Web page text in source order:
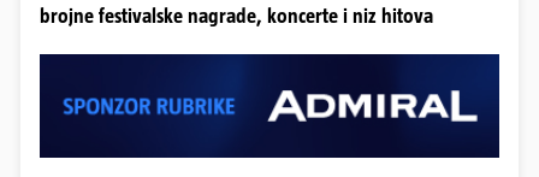
brojne festivalske nagrade, koncerte i niz hitova